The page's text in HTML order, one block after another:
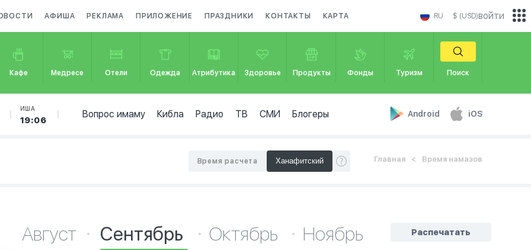
АФИША РЕКЛАМА ПРИЛОЖЕНИЕ ПРАЗДНИКИ КОНТАКТЫ КАРТА RU $ (USD)
Кафе Медресе Отели Одежда Атрибутика Здоровье Продукты Фонды Туризм Поиск
ИША
19:06
Вопрос имаму Кибла Радио ТВ СМИ Блогеры Android iOS
войти
Главная Время намазов
Время расчета
Распечатать
Август Сентябрь Октябрь Ноябрь